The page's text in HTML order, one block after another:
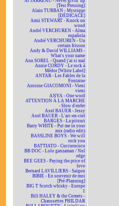
[Test Pressing]
Alain TURBAN - Mystique
[DÉDICACÉ]
Amii STEWART - Knock on
wood
André VERCHUREN - Alma
española
André VERCHUREN - Un
certain frisson
Andy & David WILLIAMS -
What's your name
Ann SOREL - Quand j'ai si mal
Annie CORDY - Le rock à
Médor [White Label]
ANTAR - Les Fables de la
Fontaine
Antoine GIACOMONI - Vieni
vieni
ANYA - One word
ATTENTION À LA MARCHE
- Slow d'enfer
Axel BAUER - Jessy
Axel BAUER - L'arc-en-ciel
BARGES - La pitxuri
Barry WHITE - Put me in your
mix (radio edit)
BASSLINE BOYS - We will
rock you
BATTIATO - Cuccurucucu
BB DOC - Lolo ganzaman / Nul
edge
BEE GEES - Paying the price of
love
Bernard LAVILLIERS - Saïgon
BIBIE - En souvenir de moi
[Pré-Planning]
BIG T Scotch whisky - Europe
1
Bill HALEY & the Comets -
Chaussettes PHILDAR